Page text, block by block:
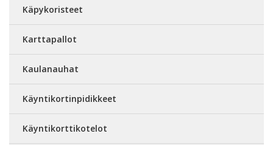
Käpykoristeet
Karttapallot
Kaulanauhat
Käyntikortinpidikkeet
Käyntikorttikotelot